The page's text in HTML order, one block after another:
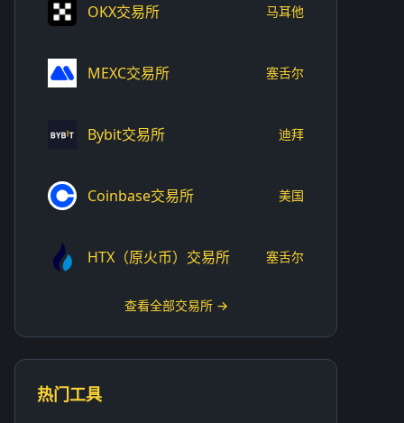
OKX交易所 马耳他
MEXC交易所 塞舌尔
Bybit交易所 迪拜
Coinbase交易所 美国
HTX（原火币）交易所 塞舌尔
查看全部交易所 →
热门工具